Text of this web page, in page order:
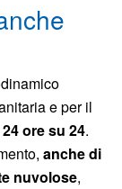
e per il
ore su 24.
anche di
nuvolose,